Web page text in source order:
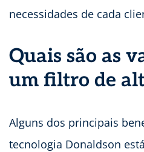
necessidades de cada
Quais são as
um filtro de
Alguns dos principais
tecnologia Donaldson